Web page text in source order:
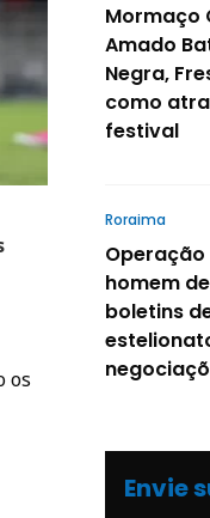
os
Mormaço
Amado
Negra,
como
festival
Roraima
homem
boletins
Envie